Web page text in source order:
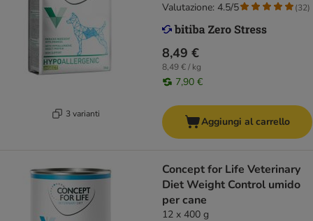
3 varianti
8,49 €
8,49 € / kg
7,90 €
Valutazione: 4.5/5 (32)
Aggiungi al carrello
Concept for Life Veterinary
Diet Weight Control umido
per cane
12 x 400 g